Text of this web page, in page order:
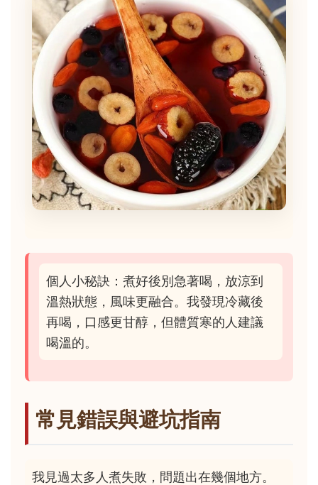
個人小秘訣：煮好後別急著喝，放涼到
溫熱狀態，風味更融合。我發現冷藏後
再喝，口感更甘醇，但體質寒的人建議
喝溫的。
常見錯誤與避坑指南
我見過太多人煮失敗，問題出在幾個地方。